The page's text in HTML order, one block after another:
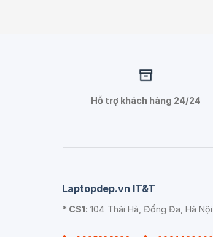
Hỗ trợ khách hàng 24/24
Laptopdep.vn IT&T
* CS1: 104 Thái Hà, Đống Đa, Hà Nội